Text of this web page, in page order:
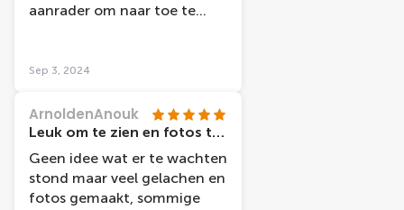
aanrader om naar toe te
Sep 3, 2024
ArnoldenAnouk
Leuk om te zien en fotos te maken met beroemdheden
Geen idee wat er te wachten
stond maar veel gelachen en
fotos gemaakt, sommige